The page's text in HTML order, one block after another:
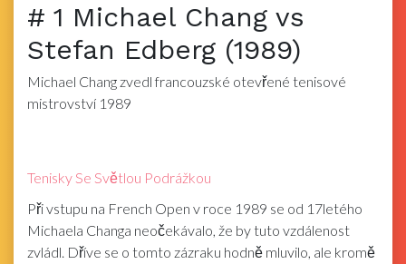
# 1 Michael Chang vs
Stefan Edberg (1989)
Michael Chang zvedl francouzské otevřené tenisové
mistrovství 1989
Tenisky Se Světlou Podrážkou
Při vstupu na French Open v roce 1989 se od 17letého
Michaela Changa neočekávalo, že by tuto vzdálenost
zvládl. Dříve se o tomto zázraku hodně mluvilo, ale kromě